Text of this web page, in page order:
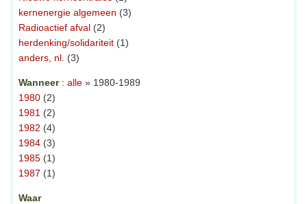
kernenergie algemeen (3)
Radioactief afval (2)
herdenking/solidariteit (1)
anders, nl. (3)
Wanneer : alle » 1980-1989
1980 (2)
1981 (2)
1982 (4)
1984 (3)
1985 (1)
1987 (1)
Waar